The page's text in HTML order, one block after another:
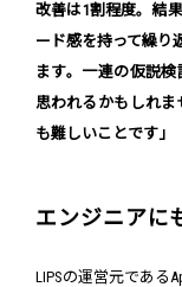
改善は1割程度。結
ード感を持って繰り
ます。一連の仮説
思われるかもしれ
も難しいことです」
エンジニアに
LIPSの運営元である